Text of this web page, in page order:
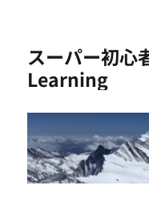
スーパー初心
Learning